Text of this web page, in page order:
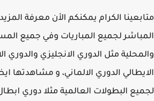
الكرام يمكنكم الأن معرفة المزيد
لجميع المباريات وفي جميع
مثل الدوري الانجليزي والدوري
الدوري الالماني، و مشاهدتها
البطولات العالمية مثلا دوري ابطال